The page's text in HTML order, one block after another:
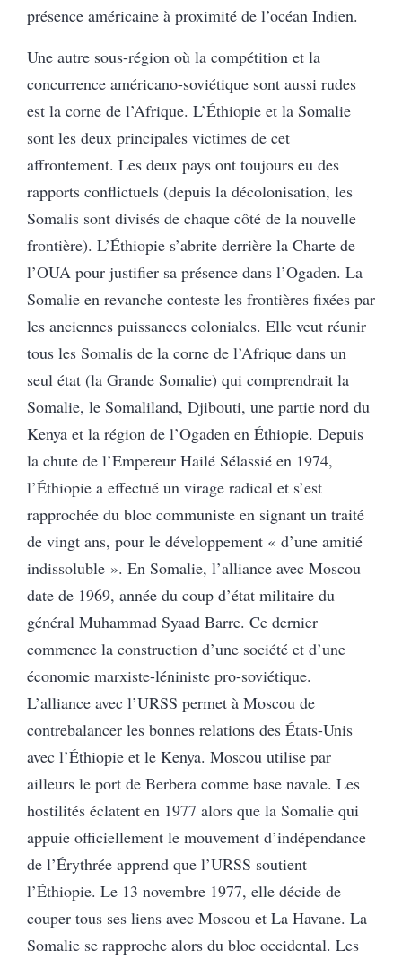
présence américaine à proximité de l’océan Indien.
Une autre sous-région où la compétition et la
concurrence américano-soviétique sont aussi rudes
est la corne de l’Afrique. L’Éthiopie et la Somalie
sont les deux principales victimes de cet
affrontement. Les deux pays ont toujours eu des
rapports conflictuels (depuis la décolonisation, les
Somalis sont divisés de chaque côté de la nouvelle
frontière). L’Éthiopie s’abrite derrière la Charte de
l’OUA pour justifier sa présence dans l’Ogaden. La
Somalie en revanche conteste les frontières fixées par
les anciennes puissances coloniales. Elle veut réunir
tous les Somalis de la corne de l’Afrique dans un
seul état (la Grande Somalie) qui comprendrait la
Somalie, le Somaliland, Djibouti, une partie nord du
Kenya et la région de l’Ogaden en Éthiopie. Depuis
la chute de l’Empereur Hailé Sélassié en 1974,
l’Éthiopie a effectué un virage radical et s’est
rapprochée du bloc communiste en signant un traité
de vingt ans, pour le développement « d’une amitié
indissoluble ». En Somalie, l’alliance avec Moscou
date de 1969, année du coup d’état militaire du
général Muhammad Syaad Barre. Ce dernier
commence la construction d’une société et d’une
économie marxiste-léniniste pro-soviétique.
L’alliance avec l’URSS permet à Moscou de
contrebalancer les bonnes relations des États-Unis
avec l’Éthiopie et le Kenya. Moscou utilise par
ailleurs le port de Berbera comme base navale. Les
hostilités éclatent en 1977 alors que la Somalie qui
appuie officiellement le mouvement d’indépendance
de l’Érythrée apprend que l’URSS soutient
l’Éthiopie. Le 13 novembre 1977, elle décide de
couper tous ses liens avec Moscou et La Havane. La
Somalie se rapproche alors du bloc occidental. Les